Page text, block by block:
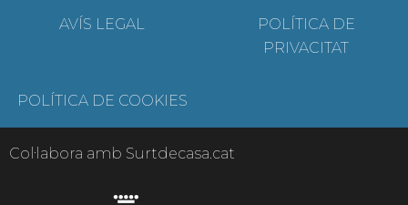
AVÍS LEGAL
POLÍTICA DE
PRIVACITAT
POLÍTICA DE COOKIES
Col·labora amb Surtdecasa.cat